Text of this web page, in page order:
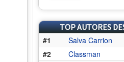
TOP AUTORES
#1
Salva Carrion
#2
Classman